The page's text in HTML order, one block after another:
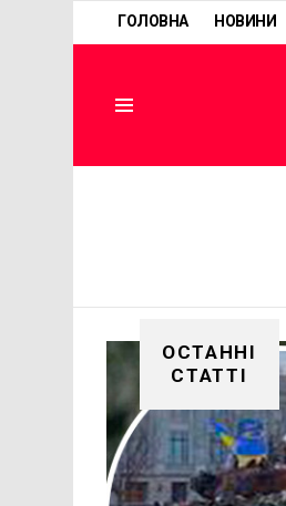
ГОЛОВНА НОВИНИ
ОСТАННІ
СТАТТІ